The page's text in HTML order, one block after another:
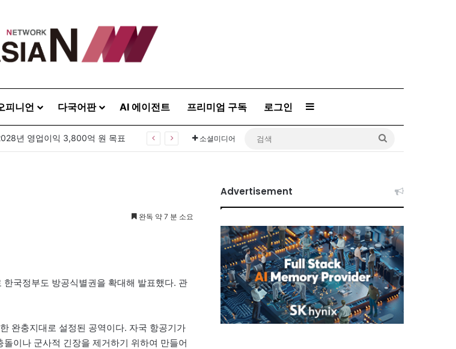
피니언 다국어판 AI 에이전트 프리미엄 구독 로그인 Sidebar
년 영업이익 3,800억 원 목표 소셜미디어
완독 약 7 분 소요
국정부도 방공식별권을 확대해 발표했다. 관
완충지대로 설정된 공역이다. 자국 항공기가
이나 군사적 긴장을 제거하기 위하여 만들어
Advertisement